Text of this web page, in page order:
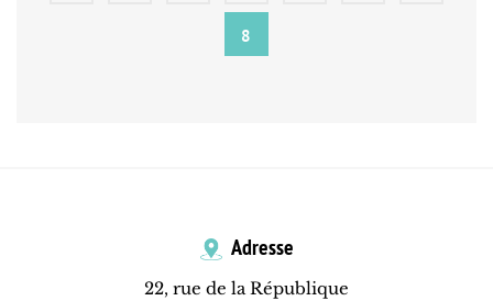
8
Adresse
22, rue de la République